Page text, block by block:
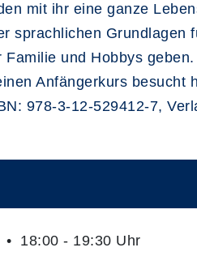
mit ihr eine ganze
sprachlichen Grundlagen
und Hobbys
Anfängerkurs besucht
978-3-12-529412-7,
18:00 - 19:30 Uhr